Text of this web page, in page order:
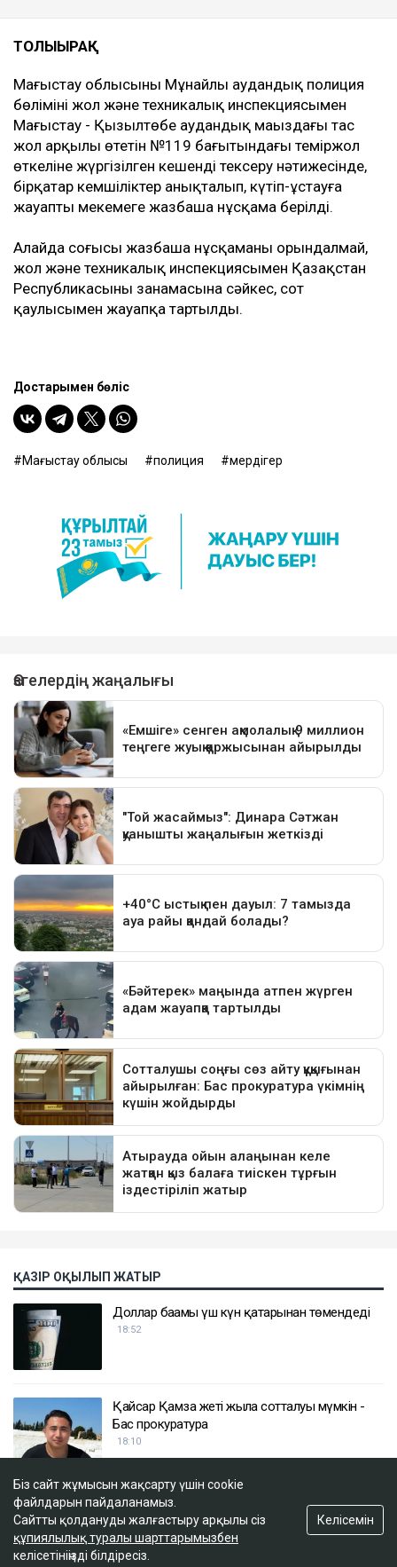
ТОЛЫҒЫРАҚ
Маңғыстау облысының Мұнайлы аудандық полиция
бөлімінің жол және техникалық инспекциясымен
Маңғыстау - Қызылтөбе аудандық маңыздағы тас
жол арқылы өтетін №119 бағытындағы теміржол
өткеліне жүргізілген кешенді тексеру нәтижесінде,
бірқатар кемшіліктер анықталып, күтіп-ұстауға
жауапты мекемеге жазбаша нұсқама берілді.
Алайда соңғысы жазбаша нұсқаманы орындалмай,
жол және техникалық инспекциясымен Қазақстан
Республикасының заңнамасына сәйкес, сот
қаулысымен жауапқа тартылды.
Достарыңмен бөліс
Маңғыстау облысы полиция мердігер
ҚАЗІР ОҚЫЛЫП ЖАТЫР
Доллар бағамы үш күн қатарынан төмендеді
18:52
Қайсар Қамза жеті жылға сотталуы мүмкін -
Бас прокуратура
18:10
Қазақстанда кімдер 2,4 млн теңге жалақы
күтеді
17:59
Біз сайт жұмысын жақсарту үшін cookie
файлдарын пайдаланамыз.
Сайтты қолдануды жалғастыру арқылы сіз
құпиялылық туралы шарттарымызбен
келісетініңізді білдіресіз.
Келісемін